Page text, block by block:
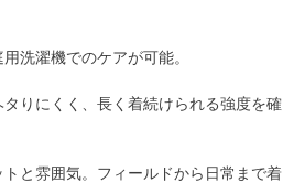
洗濯機でのケアが可能。
りにくく、長く着続けられる強度を確
と雰囲気。フィールドから日常まで着